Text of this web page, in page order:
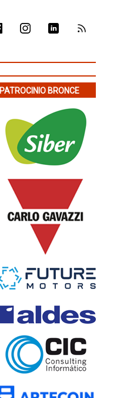
PATROCINIO BRONCE